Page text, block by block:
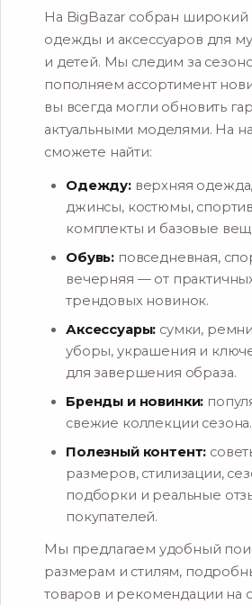
На BigBazar собран широкий
одежды и аксессуаров для
и детей. Мы следим за
пополняем ассортимент
вы всегда могли обновить
актуальными моделями. На
сможете найти:
Одежду:верхняя одежда,
джинсы, костюмы,
комплекты и базовые
Обувь: повседневная,
вечерняя — от
трендовых новинок.
Аксессуары: сумки,
уборы, украшения и
для завершения образа.
Бренды и новинки:
свежие коллекции сезона.
Полезный контент:
размеров, стилизации,
подборки и реальные
покупателей.
Мы предлагаем удобный
размерам и стилям,
товаров и рекомендации на